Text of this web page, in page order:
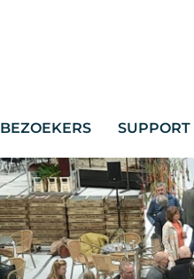
BEZOEKERS SUPPORT